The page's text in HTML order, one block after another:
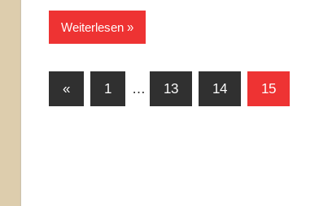
Weiterlesen
Seitennummerierung
«Vorherige
1 … 13 14 15